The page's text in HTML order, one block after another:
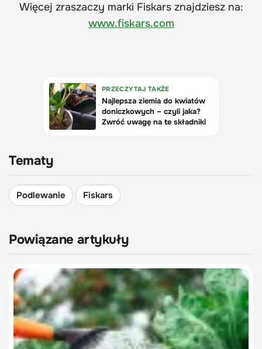
Więcej zraszaczy marki Fiskars znajdziesz na:
www.fiskars.com
Tematy
Podlewanie Fiskars
Powiązane artykuły